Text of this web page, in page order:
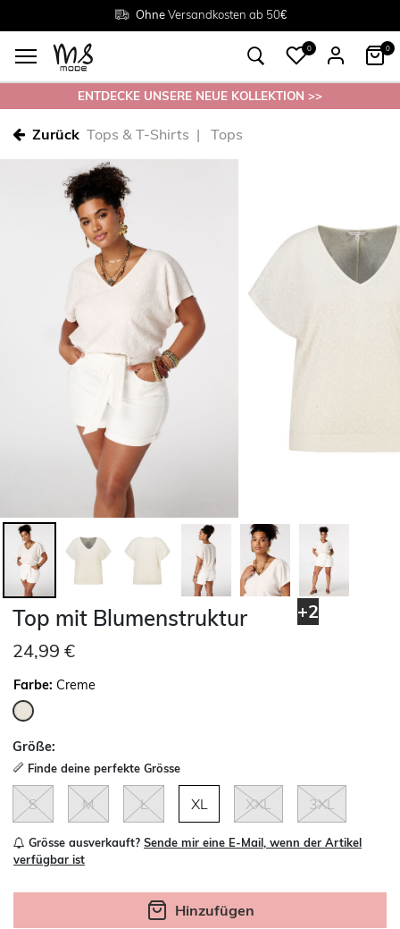
OhneVersandkosten ab 50€
Grösse38 - 54
Rückgabe innerhalb 30 Tagen
0 0
ENTDECKE UNSERE NEUE KOLLEKTION >>
Zurück Tops & T-Shirts Tops
+2
Top mit Blumenstruktur
24,99 €
Farbe: Creme
Größe:
Finde deine perfekte Grösse
S M L XL XXL 3XL
Grösse ausverkauft? Sende mir eine E-Mail, wenn der Artikel
verfügbar ist
Hinzufügen